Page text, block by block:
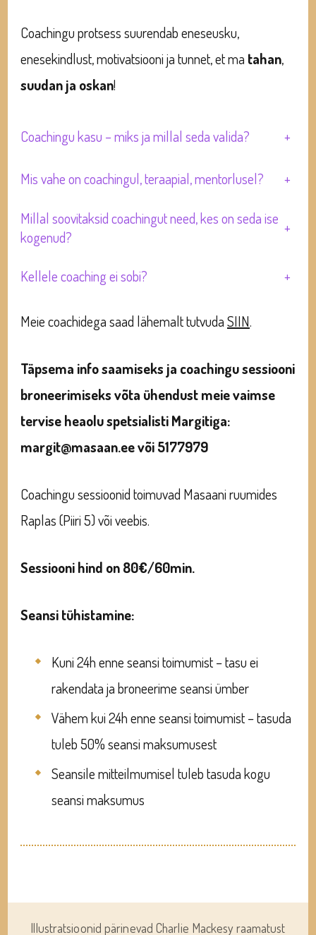
Coachingu protsess suurendab eneseusku,
enesekindlust, motivatsiooni ja tunnet, et ma tahan,
suudanja oskan!
Coachingu kasu – miks ja millal seda valida? +
Mis vahe on coachingul, teraapial, mentorlusel? +
Millal soovitaksid coachingut need, kes on seda ise
kogenud?
+
Kellele coaching ei sobi? +
Meie coachidega saad lähemalt tutvudaSIIN.
Täpsema info saamiseks ja coachingu sessiooni
broneerimiseks võta ühendust meie vaimse
tervise heaolu spetsialisti Margitiga:
margit@masaan.ee või 5177979
Coachingu sessioonid toimuvad Masaani ruumides
Raplas (Piiri 5) või veebis.
Sessiooni hind on 80€/60min.
Seansi tühistamine:
Kuni 24h enne seansi toimumist – tasu ei
rakendata ja broneerime seansi ümber
Vähem kui 24h enne seansi toimumist – tasuda
tuleb 50% seansi maksumusest
Seansile mitteilmumisel tuleb tasuda kogu
seansi maksumus
Illustratsioonid pärinevad Charlie Mackesy raamatust